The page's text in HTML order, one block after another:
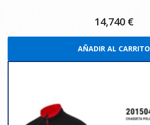
14,740€
AÑADIR AL CARRITO